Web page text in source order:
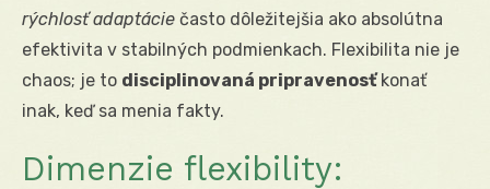
rýchlosť adaptácie často dôležitejšia ako absolútna
efektivita v stabilných podmienkach. Flexibilita nie je
chaos; je to disciplinovaná pripravenosťkonať
inak, keď sa menia fakty.
Dimenzie flexibility: